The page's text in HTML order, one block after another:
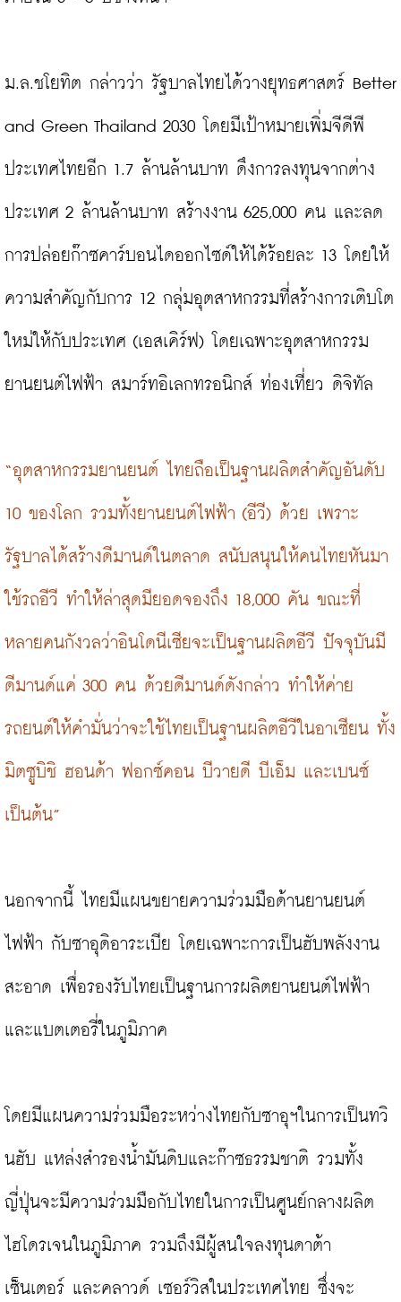
ม.ล.ชโยทิต กล่าวว่า รัฐบาลไทยได้วางยุทธศาสตร์ Better
and Green Thailand 2030 โดยมีเป้าหมายเพิ่มจีดีพี
ประเทศไทยอีก 1.7 ล้านล้านบาท ดึงการลงทุนจากต่าง
ประเทศ 2 ล้านล้านบาท สร้างงาน 625,000 คน และลด
การปล่อยก๊าซคาร์บอนไดออกไซด์ให้ได้ร้อยละ 13 โดยให้
ความสำคัญกับการ 12 กลุ่มอุตสาหกรรมที่สร้างการเติบโต
ใหม่ให้กับประเทศ (เอสเคิร์ฟ) โดยเฉพาะอุตสาหกรรม
ยานยนต์ไฟฟ้า สมาร์ทอิเลกทรอนิกส์ ท่องเที่ยว ดิจิทัล
“อุตสาหกรรมยานยนต์ ไทยถือเป็นฐานผลิตสำคัญอันดับ
10 ของโลก รวมทั้งยานยนต์ไฟฟ้า (อีวี) ด้วย เพราะ
รัฐบาลได้สร้างดีมานด์ในตลาด สนับสนุนให้คนไทยหันมา
ใช้รถอีวี ทำให้ล่าสุดมียอดจองถึง 18,000 คัน ขณะที่
หลายคนกังวลว่าอินโดนีเซียจะเป็นฐานผลิตอีวี ปัจจุบันมี
ดีมานด์แค่ 300 คน ด้วยดีมานด์ดังกล่าว ทำให้ค่าย
รถยนต์ให้คำมั่นว่าจะใช้ไทยเป็นฐานผลิตอีวีในอาเซียน ทั้ง
มิตซูบิชิ ฮอนด้า ฟอกซ์คอน บีวายดี บีเอ็ม และเบนซ์
เป็นต้น”
นอกจากนี้ ไทยมีแผนขยายความร่วมมือด้านยานยนต์
ไฟฟ้า กับซาอุดิอาระเบีย โดยเฉพาะการเป็นฮับพลังงาน
สะอาด เพื่อรองรับไทยเป็นฐานการผลิตยานยนต์ไฟฟ้า
และแบตเตอรี่ในภูมิภาค
โดยมีแผนความร่วมมือระหว่างไทยกับซาอุฯในการเป็นทวิ
นฮับ แหล่งสำรองน้ำมันดิบและก๊าซธรรมชาติ รวมทั้ง
ญี่ปุ่นจะมีความร่วมมือกับไทยในการเป็นศูนย์กลางผลิต
ไฮโดรเจนในภูมิภาค รวมถึงมีผู้สนใจลงทุนดาต้า
เซ็นเตอร์ และคลาวด์ เซอร์วิสในประเทศไทย ซึ่งจะ